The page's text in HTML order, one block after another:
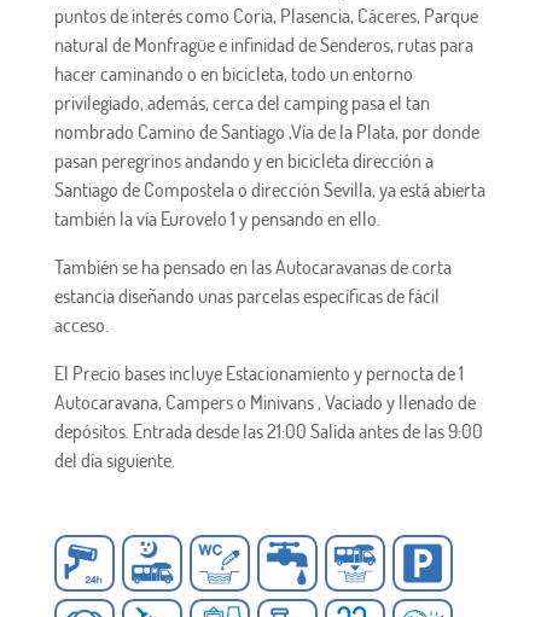
puntos de interés como Coria, Plasencia, Cáceres, Parque
natural de Monfragüe e infinidad de Senderos, rutas para
hacer caminando o en bicicleta, todo un entorno
privilegiado, además, cerca del camping pasa el tan
nombrado Camino de Santiago ,Vía de la Plata, por donde
pasan peregrinos andando y en bicicleta dirección a
Santiago de Compostela o dirección Sevilla, ya está abierta
también la vía Eurovelo 1 y pensando en ello.
También se ha pensado en las Autocaravanas de corta
estancia diseñando unas parcelas específicas de fácil
acceso.
El Precio bases incluye Estacionamiento y pernocta de 1
Autocaravana, Campers o Minivans , Vaciado y llenado de
depósitos. Entrada desde las 21:00 Salida antes de las 9:00
del día siguiente.